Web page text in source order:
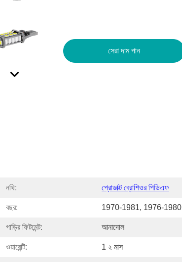
সেরা দাম পান
নথি: প্রোডাক্ট ব্রোশিওর পিডিএফ
বছর: 1970-1981, 1976-1980
গাড়ির ফিটমেন্ট: আনাদোল
ওয়ারেন্টি: 1 ২ মাস